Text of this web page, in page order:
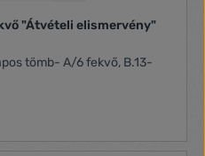
"Átvételi elismervény"
tömb- A/6 fekvő, B.13-